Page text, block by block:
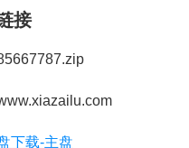
接
下载-主盘